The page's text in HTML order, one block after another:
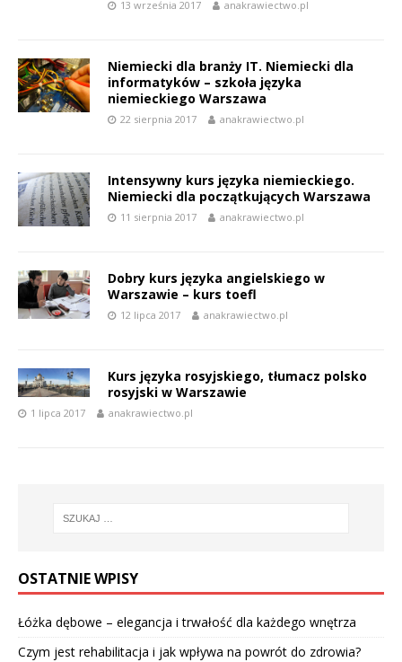
13 września 2017 anakrawiectwo.pl
Niemiecki dla branży IT. Niemiecki dla
informatyków – szkoła języka
niemieckiego Warszawa
22 sierpnia 2017 anakrawiectwo.pl
Intensywny kurs języka niemieckiego.
Niemiecki dla początkujących Warszawa
11 sierpnia 2017 anakrawiectwo.pl
Dobry kurs języka angielskiego w
Warszawie – kurs toefl
12 lipca 2017 anakrawiectwo.pl
Kurs języka rosyjskiego, tłumacz polsko
rosyjski w Warszawie
1 lipca 2017 anakrawiectwo.pl
OSTATNIE WPISY
Łóżka dębowe – elegancja i trwałość dla każdego wnętrza
Czym jest rehabilitacja i jak wpływa na powrót do zdrowia?